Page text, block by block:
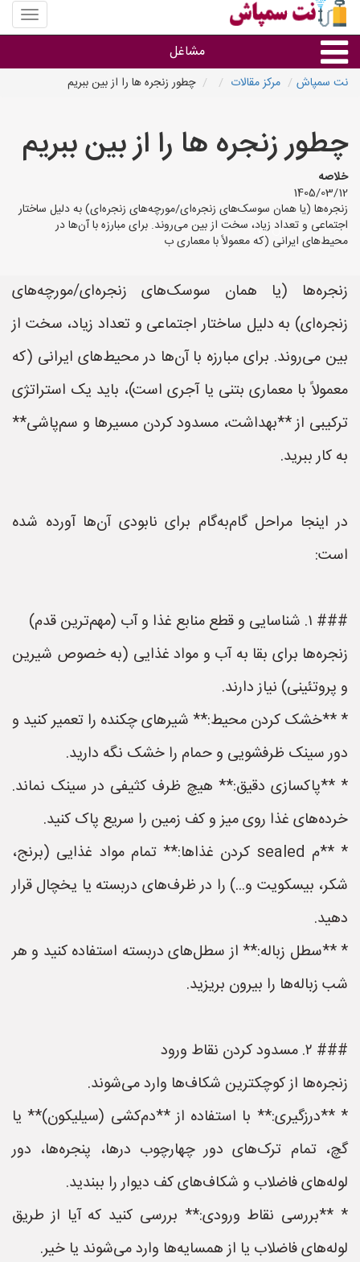
منوی
سایت
مشاغل
استان ها
نت سمپاش مرکز مقالات چطور زنجره ها را از بین ببریم
چطور زنجره ها را از بین ببریم
خلاصه
1405/03/12
زنجره‌ها (یا همان سوسک‌های زنجره‌ای/مورچه‌های زنجره‌ای) به دلیل ساختار
اجتماعی و تعداد زیاد، سخت از بین می‌روند. برای مبارزه با آن‌ها در
محیط‌های ایرانی (که معمولاً با معماری ب
زنجره‌ها (یا همان سوسک‌های زنجره‌ای/مورچه‌های
زنجره‌ای) به دلیل ساختار اجتماعی و تعداد زیاد، سخت از
بین می‌روند. برای مبارزه با آن‌ها در محیط‌های ایرانی (که
معمولاً با معماری بتنی یا آجری است)، باید یک استراتژی
ترکیبی از **بهداشت، مسدود کردن مسیرها و سم‌پاشی**
به کار ببرید.
در اینجا مراحل گام‌به‌گام برای نابودی آن‌ها آورده شده
است:
### ۱. شناسایی و قطع منابع غذا و آب (مهم‌ترین قدم)
زنجره‌ها برای بقا به آب و مواد غذایی (به خصوص شیرین
و پروتئینی) نیاز دارند.
* **خشک کردن محیط:** شیرهای چکنده را تعمیر کنید و
دور سینک ظرفشویی و حمام را خشک نگه دارید.
* **پاکسازی دقیق:** هیچ ظرف کثیفی در سینک نماند.
خرده‌های غذا روی میز و کف زمین را سریع پاک کنید.
* **م sealed کردن غذاها:** تمام مواد غذایی (برنج،
شکر، بیسکویت و...) را در ظرف‌های دربسته یا یخچال قرار
دهید.
* **سطل زباله:** از سطل‌های دربسته استفاده کنید و هر
شب زباله‌ها را بیرون بریزید.
### ۲. مسدود کردن نقاط ورود
زنجره‌ها از کوچکترین شکاف‌ها وارد می‌شوند.
* **درزگیری:** با استفاده از **دم‌کشی (سیلیکون)** یا
گچ، تمام ترک‌های دور چهارچوب درها، پنجره‌ها، دور
لوله‌های فاضلاب و شکاف‌های کف دیوار را ببندید.
* **بررسی نقاط ورودی:** بررسی کنید که آیا از طریق
لوله‌های فاضلاب یا از همسایه‌ها وارد می‌شوند یا خیر.